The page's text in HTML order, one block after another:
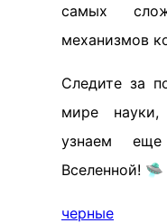
самых
механизмов
Следите за
мире
узнаем
Вселенной! 🛸
черные